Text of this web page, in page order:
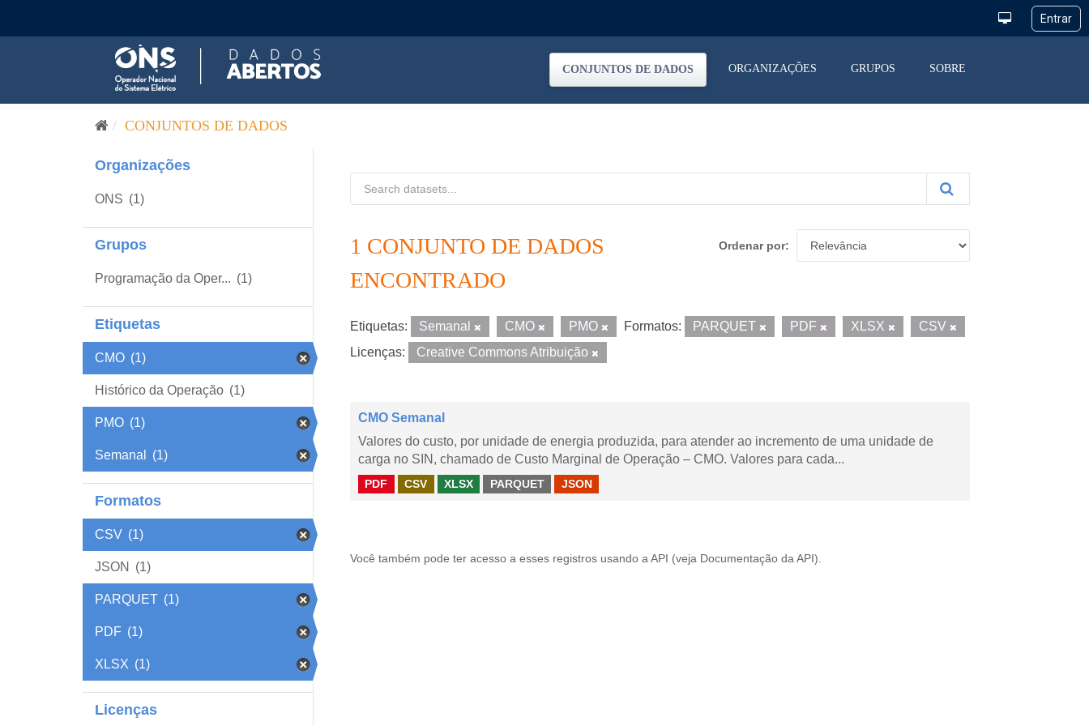
CONJUNTOS DE DADOS ORGANIZAÇÕES GRUPOS SOBRE
CONJUNTOS DE DADOS
Organizações
ONS (1)
Grupos
Programação da Oper... (1)
Etiquetas
CMO (1)
Histórico da Operação (1)
PMO (1)
Semanal (1)
Formatos
CSV (1)
JSON (1)
PARQUET (1)
PDF (1)
XLSX (1)
Licenças
Ordenar por
1 CONJUNTO DE DADOS
ENCONTRADO
Etiquetas: Semanal CMO PMO Formatos: PARQUET PDF XLSX
CSV
Licenças:
Creative Commons Atribuição
CMO Semanal
Valores do custo, por unidade de energia produzida, para atender ao incremento de uma unidade de
carga no SIN, chamado de Custo Marginal de Operação – CMO. Valores para cada...
PDF CSV XLSX PARQUET JSON
Você também pode ter acesso a esses registros usando a API (veja Documentação da API ).